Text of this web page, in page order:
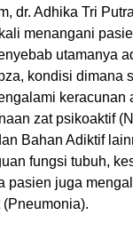
dr. Adhika Tri
menangani
utamanya
kondisi dimana
keracunan
zat psikoaktif
Bahan Adiktif
fungsi tubuh,
pasien juga